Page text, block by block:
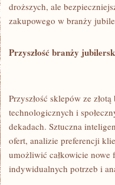
droższych, ale
zakupowego w branży
Przyszłość branży
Przyszłość sklepów ze
technologicznych i
dekadach. Sztuczna
ofert, analizie preferencji
umożliwić całkowicie
indywidualnych potrzeb i